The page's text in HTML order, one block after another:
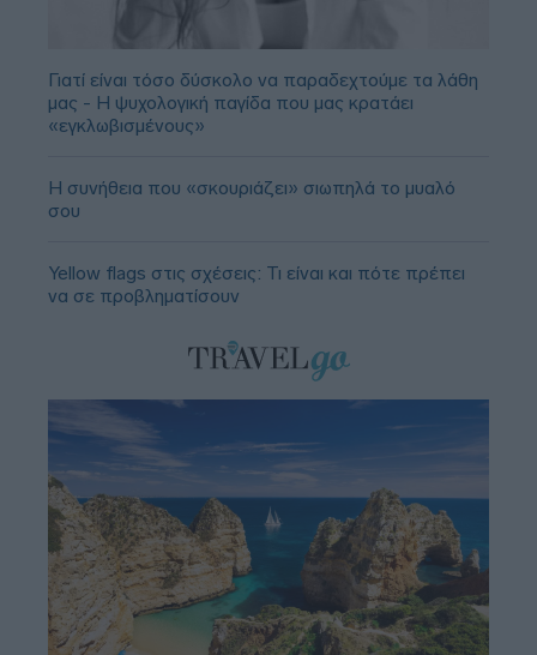
Γιατί είναι τόσο δύσκολο να παραδεχτούμε τα λάθη
μας - Η ψυχολογική παγίδα που μας κρατάει
«εγκλωβισμένους»
Η συνήθεια που «σκουριάζει» σιωπηλά το μυαλό
σου
Yellow flags στις σχέσεις: Τι είναι και πότε πρέπει
να σε προβληματίσουν